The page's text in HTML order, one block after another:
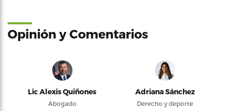
Opinión y Comentarios
Lic Alexis Quiñones
Abogado
Adriana Sánchez
Derecho y deporte